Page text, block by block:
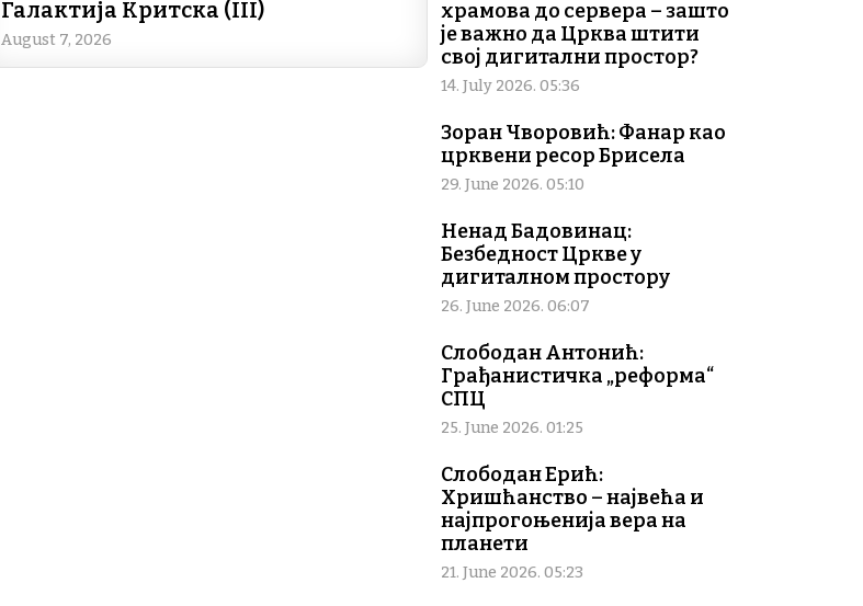
Галактија Критска (III)
August 7, 2026
храмова до сервера – зашто
је важно да Црква штити
свој дигитални простор?
14. July 2026. 05:36
Зоран Чворовић: Фанар као
црквени ресор Брисела
29. June 2026. 05:10
Ненад Бадовинац:
Безбедност Цркве у
дигиталном простору
26. June 2026. 06:07
Слободан Антонић:
Грађанистичка „реформа“
СПЦ
25. June 2026. 01:25
Слободан Ерић:
Хришћанство – највећа и
најпрогоњенија вера на
планети
21. June 2026. 05:23